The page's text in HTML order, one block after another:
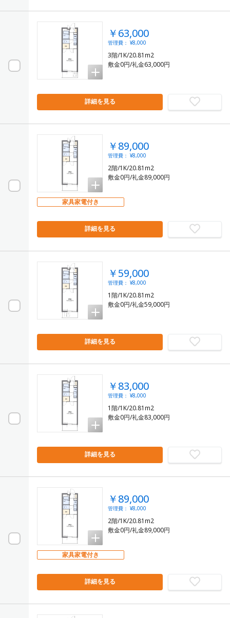
￥63,000
管理費： ¥8,000
3階/1K/20.81m2
敷金0円/礼金63,000円
詳細を見る
￥89,000
管理費： ¥8,000
2階/1K/20.81m2
敷金0円/礼金89,000円
家具家電付き
詳細を見る
￥59,000
管理費： ¥8,000
1階/1K/20.81m2
敷金0円/礼金59,000円
詳細を見る
￥83,000
管理費： ¥8,000
1階/1K/20.81m2
敷金0円/礼金83,000円
詳細を見る
￥89,000
管理費： ¥8,000
2階/1K/20.81m2
敷金0円/礼金89,000円
家具家電付き
詳細を見る